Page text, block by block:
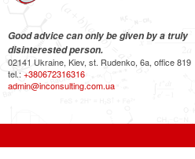
Good advice can only be given by a truly
disinterested person.
02141 Ukraine, Kiev, st. Rudenko, 6a, office 819
tel.: +380672316316
admin@inconsulting.com.ua